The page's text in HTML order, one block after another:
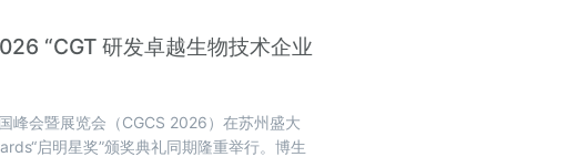
“CGT 研发卓越生物技术企业
峰会暨展览会（CGCS 2026）在苏州盛大
启明星奖”颁奖典礼同期隆重举行。博生